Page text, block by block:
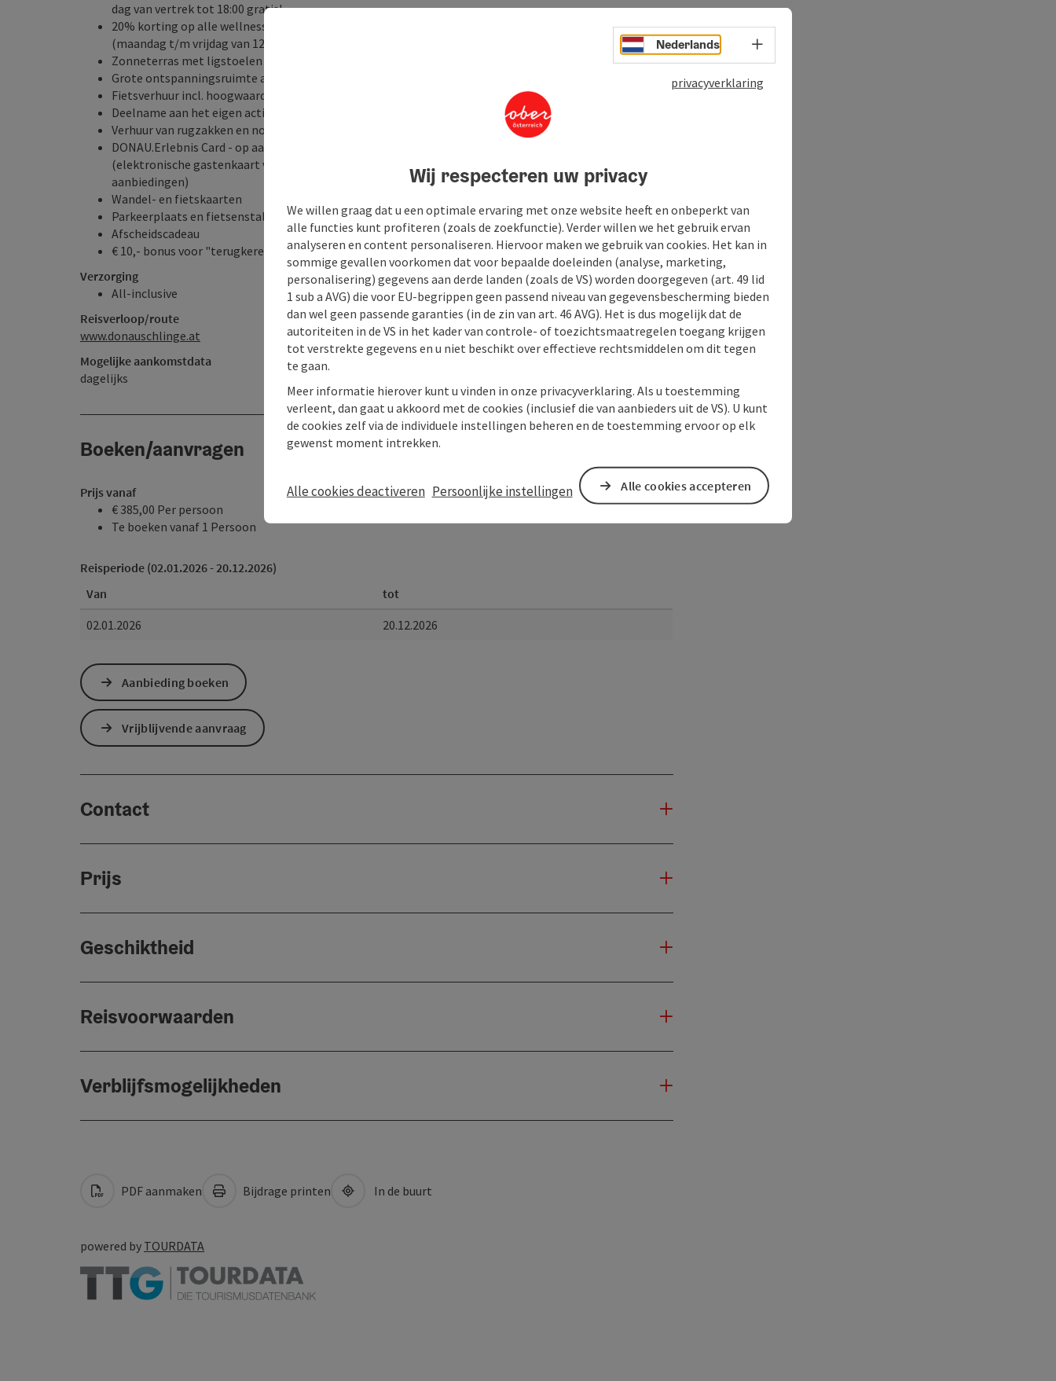
dag van vertrek tot 18:00 gratis!
20% korting op alle wellnessbehandelingen
(maandag t/m vrijdag van 12:00 tot 15:00)
Zonneterras met ligstoelen en parasols
Grote ontspanningsruimte aan de Donau met strandstoelen en hangmatten
Fietsverhuur incl. hoogwaardige e-bikes tegen een speciale prijs
Deelname aan het eigen activiteitenprogramma van het hotel
Verhuur van rugzakken en nordic-walking-stokken
DONAU.Erlebnis Card - op aanvraag bij de receptie
(elektronische gastenkaart voor de Boven-Oostenrijkse Donauregio met veel aantrekkelijke
aanbiedingen)
Wandel- en fietskaarten
Parkeerplaats en fietsenstalling
Afscheidscadeau
€ 10,- bonus voor "terugkerende gasten
Verzorging
All-inclusive
Reisverloop/route
www.donauschlinge.at
Mogelijke aankomstdata
dagelijks
Boeken/aanvragen
Prijs vanaf
€ 385,00 Per persoon
Te boeken vanaf 1 Persoon
Reisperiode (02.01.2026 - 20.12.2026)
Van
tot
02.01.2026
20.12.2026
Aanbieding boeken
Vrijblijvende aanvraag
Contact
Prijs
Geschiktheid
Reisvoorwaarden
Verblijfsmogelijkheden
PDF aanmaken Bijdrage printen In de buurt
powered by TOURDATA
Nederlands Taalkeuze - menu openen
privacyverklaring
Wij respecteren uw privacy
We willen graag dat u een optimale ervaring met onze website heeft en onbeperkt van
alle functies kunt profiteren (zoals de zoekfunctie). Verder willen we het gebruik ervan
analyseren en content personaliseren. Hiervoor maken we gebruik van cookies. Het kan in
sommige gevallen voorkomen dat voor bepaalde doeleinden (analyse, marketing,
personalisering) gegevens aan derde landen (zoals de VS) worden doorgegeven (art. 49 lid
1 sub a AVG) die voor EU-begrippen geen passend niveau van gegevensbescherming bieden
dan wel geen passende garanties (in de zin van art. 46 AVG). Het is dus mogelijk dat de
autoriteiten in de VS in het kader van controle- of toezichtsmaatregelen toegang krijgen
tot verstrekte gegevens en u niet beschikt over effectieve rechtsmiddelen om dit tegen
te gaan.
Meer informatie hierover kunt u vinden in onze privacyverklaring. Als u toestemming
verleent, dan gaat u akkoord met de cookies (inclusief die van aanbieders uit de VS). U kunt
de cookies zelf via de individuele instellingen beheren en de toestemming ervoor op elk
gewenst moment intrekken.
Alle cookies deactiveren Persoonlijke instellingen Alle cookies accepteren